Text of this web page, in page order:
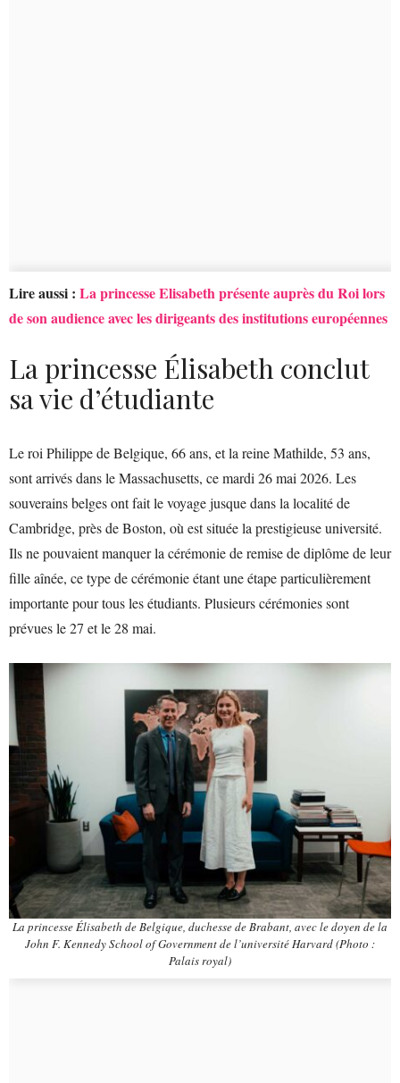
Lire aussi : La princesse Elisabeth présente auprès du Roi lors
de son audience avec les dirigeants des institutions européennes
La princesse Élisabeth conclut
sa vie d’étudiante
Le roi Philippe de Belgique, 66 ans, et la reine Mathilde, 53 ans,
sont arrivés dans le Massachusetts, ce mardi 26 mai 2026. Les
souverains belges ont fait le voyage jusque dans la localité de
Cambridge, près de Boston, où est située la prestigieuse université.
Ils ne pouvaient manquer la cérémonie de remise de diplôme de leur
fille aînée, ce type de cérémonie étant une étape particulièrement
importante pour tous les étudiants. Plusieurs cérémonies sont
prévues le 27 et le 28 mai.
La princesse Élisabeth de Belgique, duchesse de Brabant, avec le doyen de la
John F. Kennedy School of Government de l’université Harvard (Photo :
Palais royal)